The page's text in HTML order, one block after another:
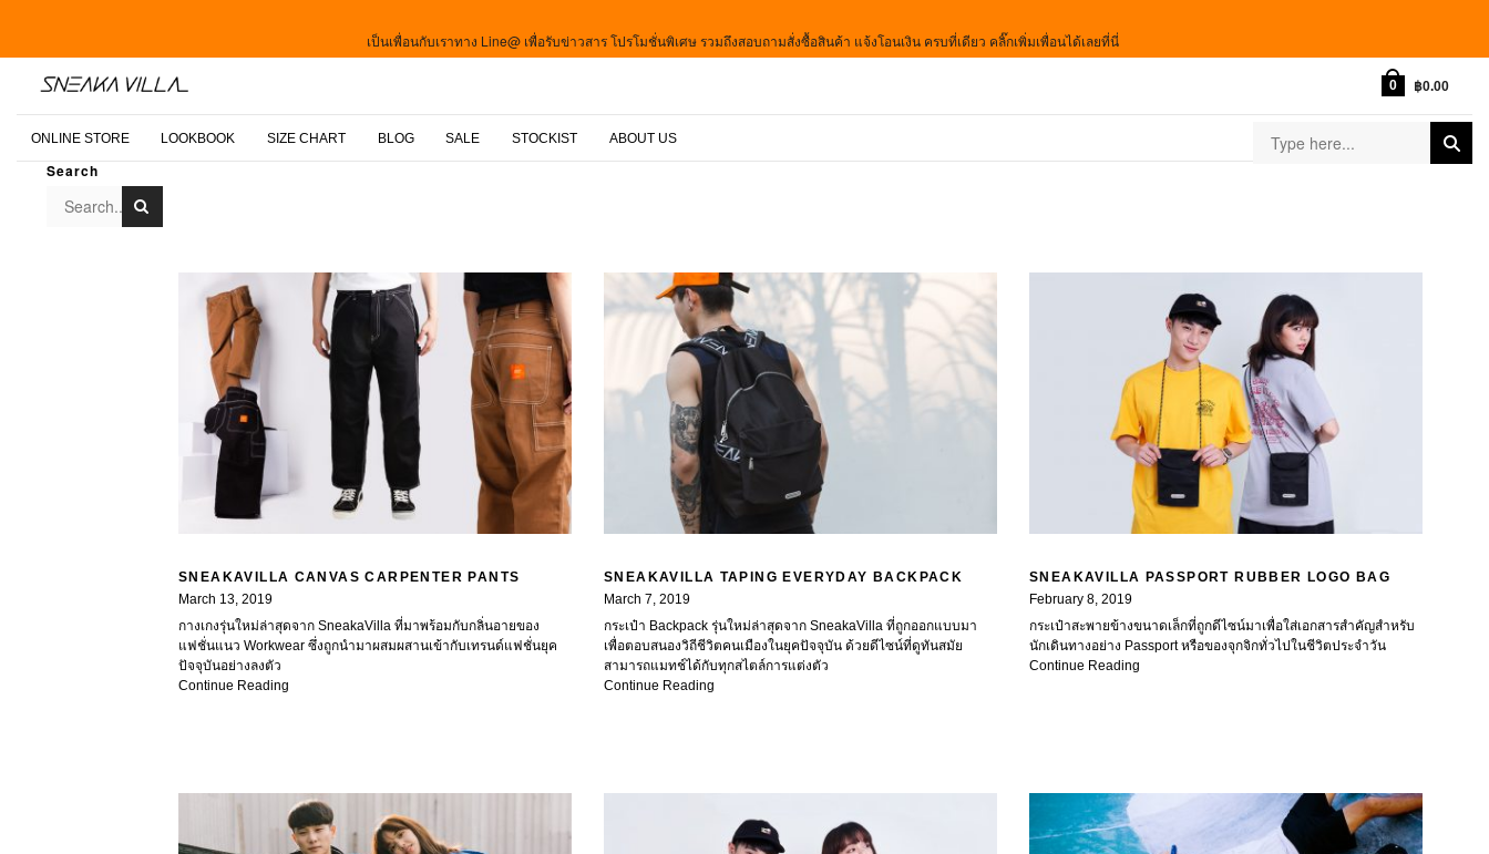
เป็นเพื่อนกับเราทาง Line@ เพื่อรับข่าวสาร โปรโมชั่นพิเศษ รวมถึงสอบถามสั่งซื้อสินค้า แจ้งโอนเงิน ครบที่เดียว คลิ๊กเพิ่มเพื่อนได้เลยที่นี่
0 ฿0.00
ONLINE STORE LOOKBOOK SIZE CHART BLOG SALE STOCKIST ABOUT US
SNEAKAVILLA CANVAS CARPENTER PANTS
March 13, 2019
กางเกงรุ่นใหม่ล่าสุดจาก SneakaVilla ที่มาพร้อมกับกลิ่นอายของ
แฟชั่นแนว Workwear ซึ่งถูกนำมาผสมผสานเข้ากับเทรนด์แฟชั่นยุค
ปัจจุบันอย่างลงตัว
Continue Reading
SNEAKAVILLA TAPING EVERYDAY BACKPACK
March 7, 2019
กระเป๋า Backpack รุ่นใหม่ล่าสุดจาก SneakaVilla ที่ถูกออกแบบมา
เพื่อตอบสนองวิถีชีวิตคนเมืองในยุคปัจจุบัน ด้วยดีไซน์ที่ดูทันสมัย
สามารถแมทช์ได้กับทุกสไตล์การแต่งตัว
Continue Reading
SNEAKAVILLA PASSPORT RUBBER LOGO BAG
February 8, 2019
กระเป๋าสะพายข้างขนาดเล็กที่ถูกดีไซน์มาเพื่อใส่เอกสารสำคัญสำหรับ
นักเดินทางอย่าง Passport หรือของจุกจิกทั่วไปในชีวิตประจำวัน
Continue Reading
Search